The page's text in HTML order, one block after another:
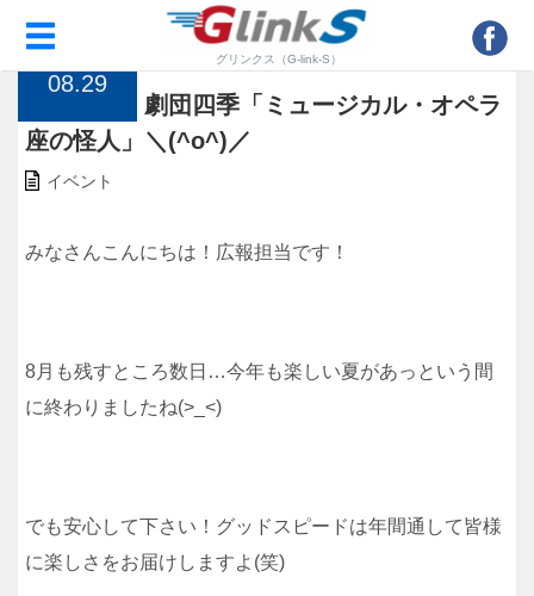
グリンクス（G-link-S）
イベント>協賛決定！劇団四季「ミュージカル・オペラ座の怪
人」＼(^o^)／
08.29
協賛決定！劇団四季「ミュージカル・オペラ
座の怪人」＼(^o^)／
イベント
みなさんこんにちは！広報担当です！
8月も残すところ数日…今年も楽しい夏があっという間
に終わりましたね(>_<)
でも安心して下さい！グッドスピードは年間通して皆様
に楽しさをお届けしますよ(笑)